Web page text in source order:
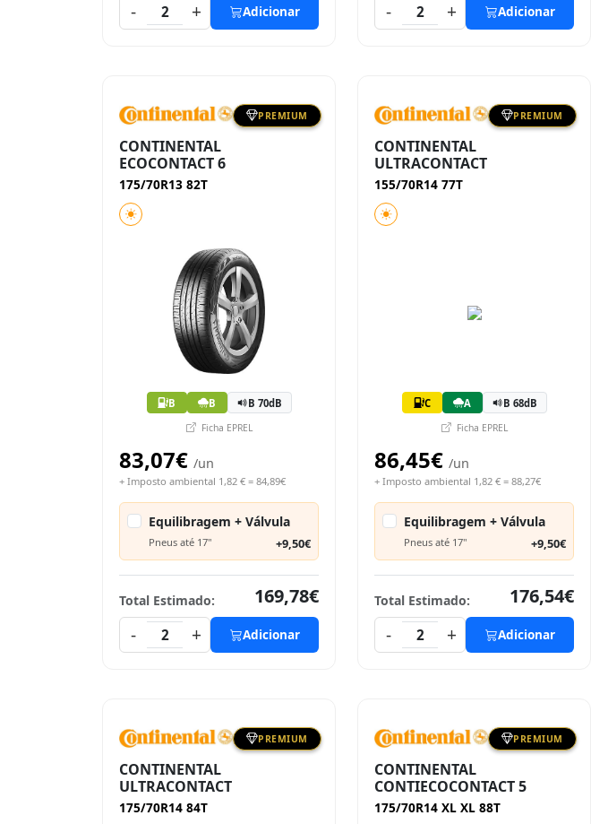
-
2 + Adicionar
-
2 + Adicionar
PREMIUM
CONTINENTAL
ECOCONTACT 6
175/70R13 82T
B B B 70dB
Ficha EPREL
83,07€ /un
+ Imposto ambiental 1,82 € = 84,89€
Equilibragem + Válvula
Pneus até 17" +9,50€
Total Estimado:
169,78€
-
2 + Adicionar
PREMIUM
CONTINENTAL
ULTRACONTACT
155/70R14 77T
C A B 68dB
Ficha EPREL
86,45€ /un
+ Imposto ambiental 1,82 € = 88,27€
Equilibragem + Válvula
Pneus até 17" +9,50€
Total Estimado:
176,54€
-
2 + Adicionar
PREMIUM
CONTINENTAL
ULTRACONTACT
175/70R14 84T
PREMIUM
CONTINENTAL
CONTIECOCONTACT 5
175/70R14 XL XL 88T